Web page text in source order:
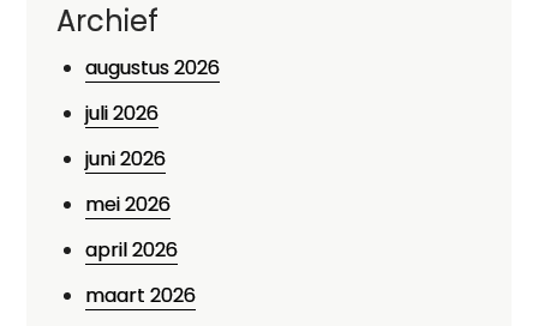
Archief
augustus 2026
juli 2026
juni 2026
mei 2026
april 2026
maart 2026